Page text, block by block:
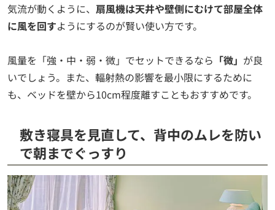
気流が動くように、 扇風機は天井や壁側にむけて部屋全体
に風を回すようにするのが賢い使い方です。
風量を「強・中・弱・微」でセットできるなら 「微」 が良
いでしょう。また、輻射熱の影響を最小限にするために
も、ベッドを壁から10cm程度離すこともおすすめです。
敷き寝具を見直して、背中のムレを防い
で朝までぐっすり